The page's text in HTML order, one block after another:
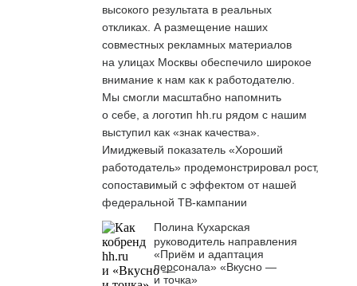
высокого результата в реальных
откликах. А размещение наших
совместных рекламных материалов
на улицах Москвы обеспечило широкое
внимание к нам как к работодателю.
Мы смогли масштабно напомнить
о себе, а логотип hh.ru рядом с нашим
выступил как «знак качества».
Имиджевый показатель «Хороший
работодатель» продемонстрировал рост,
сопоставимый с эффектом от нашей
федеральной ТВ-кампании
Полина Кухарская
руководитель направления
«Приём и адаптация
персонала» «Вкусно —
и точка»